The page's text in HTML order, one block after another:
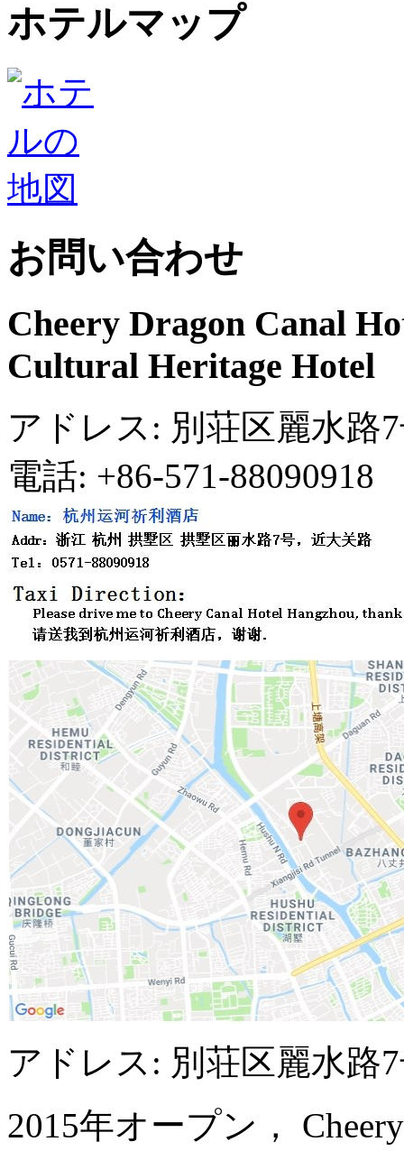
ホテルマップ
お問い合わせ
Cheery Dragon Canal
Cultural Heritage Hotel
アドレス: 別荘区麗水路
電話: +86-571-88090918
アドレス: 別荘区麗水路
2015年オープン，